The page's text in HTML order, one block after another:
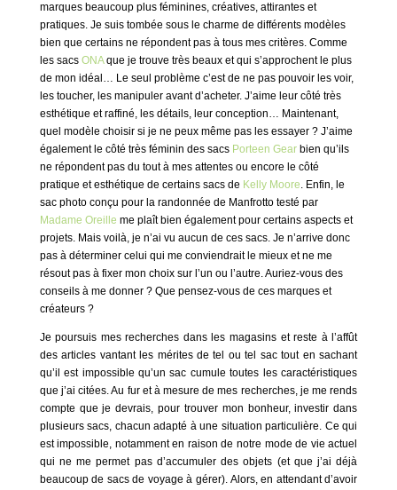
marques beaucoup plus féminines, créatives, attirantes et
pratiques. Je suis tombée sous le charme de différents modèles
bien que certains ne répondent pas à tous mes critères. Comme
les sacs ONAque je trouve très beaux et qui s’approchent le plus
de mon idéal… Le seul problème c’est de ne pas pouvoir les voir,
les toucher, les manipuler avant d’acheter. J’aime leur côté très
esthétique et raffiné, les détails, leur conception… Maintenant,
quel modèle choisir si je ne peux même pas les essayer ? J’aime
également le côté très féminin des sacs Porteen Gearbien qu’ils
ne répondent pas du tout à mes attentes ou encore le côté
pratique et esthétique de certains sacs de Kelly Moore. Enfin, le
sac photo conçu pour la randonnée de Manfrotto testé par
Madame Oreille me plaît bien également pour certains aspects et
projets. Mais voilà, je n’ai vu aucun de ces sacs. Je n’arrive donc
pas à déterminer celui qui me conviendrait le mieux et ne me
résout pas à fixer mon choix sur l’un ou l’autre. Auriez-vous des
conseils à me donner ? Que pensez-vous de ces marques et
créateurs ?
Je poursuis mes recherches dans les magasins et reste à l’affût
des articles vantant les mérites de tel ou tel sac tout en sachant
qu’il est impossible qu’un sac cumule toutes les caractéristiques
que j’ai citées. Au fur et à mesure de mes recherches, je me rends
compte que je devrais, pour trouver mon bonheur, investir dans
plusieurs sacs, chacun adapté à une situation particulière. Ce qui
est impossible, notamment en raison de notre mode de vie actuel
qui ne me permet pas d’accumuler des objets (et que j’ai déjà
beaucoup de sacs de voyage à gérer). Alors, en attendant d’avoir